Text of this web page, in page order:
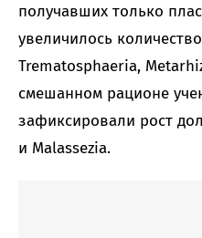
получавших только
увеличилось
Trematosphaeria,
смешанном рационе
зафиксировали рост
и Malassezia.